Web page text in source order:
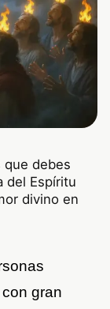
que debes
del Espíritu
divino en
gran